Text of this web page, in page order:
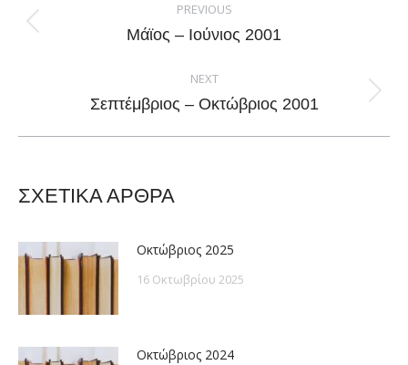
navigation
PREVIOUS
Previous
Μάϊος – Ιούνιος 2001
NEXT
Next
Σεπτέμβριος – Οκτώβριος 2001
ΣΧΕΤΙΚΑ ΑΡΘΡΑ
Οκτώβριος 2025
16 Οκτωβρίου 2025
Οκτώβριος 2024